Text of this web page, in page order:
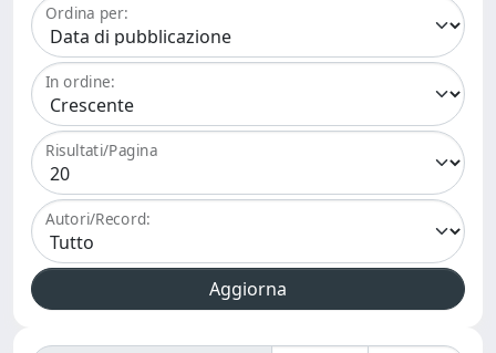
Ordina per:
In ordine:
Risultati/Pagina
Autori/Record: